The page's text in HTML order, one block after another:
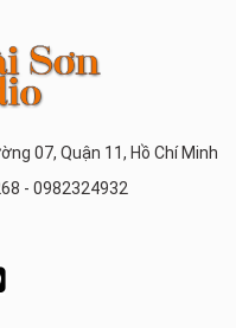
07, Quận 11, Hồ Chí Minh
- 0982324932